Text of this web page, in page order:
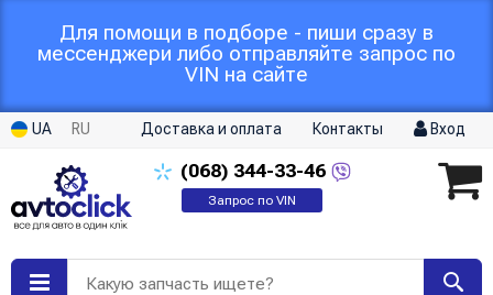
Для помощи в подборе - пиши сразу в
мессенджери либо отправляйте запрос по
VIN на сайте
UA RU Доставка и оплата Контакты Вход
(068) 344-33-46
Запрос по VIN
Какую запчасть ищете?